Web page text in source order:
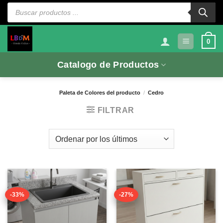
Saltar
Búsqueda
productos
0
Catalogo de Productos
Paleta de Colores del producto / Cedro
FILTRAR
-33% -27%